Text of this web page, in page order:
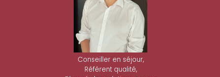
Conseiller en séjour,
Référent qualité,